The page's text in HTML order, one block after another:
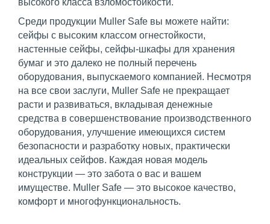
высокого класса взломостойкости.
Среди продукции Muller Safe вы можете найти:
сейфы с высоким классом огнестойкости,
настенные сейфы, сейфы-шкафы для хранения
бумаг и это далеко не полный перечень
оборудования, выпускаемого компанией. Несмотря
на все свои заслуги, Muller Safe не прекращает
расти и развиваться, вкладывая денежные
средства в совершенствование производственного
оборудования, улучшение имеющихся систем
безопасности и разработку новых, практически
идеальных сейфов. Каждая новая модель
конструкции — это забота о вас и вашем
имуществе. Muller Safe — это высокое качество,
комфорт и многофункциональность.